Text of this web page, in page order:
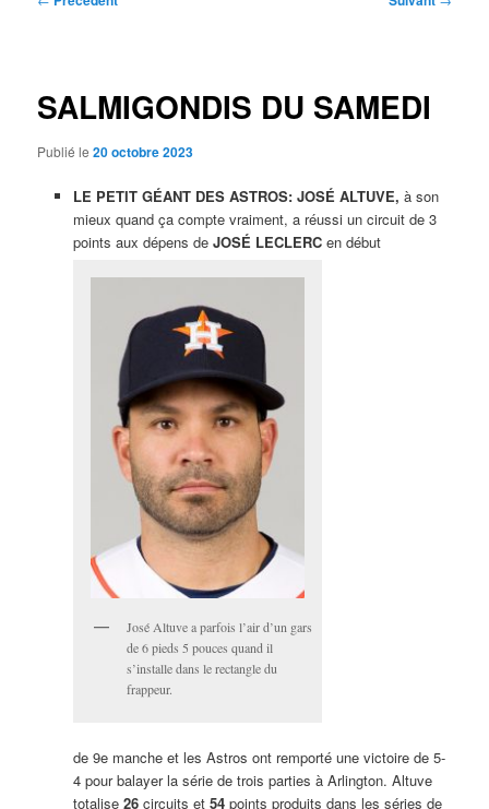
SALMIGONDIS DU SAMEDI
Publié le20 octobre 2023
LE PETIT GÉANT DES ASTROS: JOSÉ ALTUVE, à son
mieux quand ça compte vraiment, a réussi un circuit de 3
points aux dépens de JOSÉ LECLERCen début
José Altuve a parfois l’air d’un gars
de 6 pieds 5 pouces quand il
s’installe dans le rectangle du
frappeur.
de 9e manche et les Astros ont remporté une victoire de 5-
4 pour balayer la série de trois parties à Arlington. Altuve
totalise 26circuits et 54points produits dans les séries de